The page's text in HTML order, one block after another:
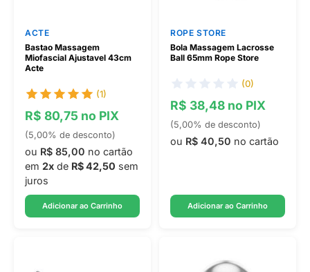
ACTE
Bastao Massagem
Miofascial Ajustavel 43cm
Acte
(1)
R$ 80,75 no PIX
(5,00% de desconto)
ou R$ 85,00 no cartão
em 2x de R$ 42,50 sem
juros
Adicionar ao Carrinho
ROPE STORE
Bola Massagem Lacrosse
Ball 65mm Rope Store
(0)
R$ 38,48 no PIX
(5,00% de desconto)
ou R$ 40,50 no cartão
Adicionar ao Carrinho